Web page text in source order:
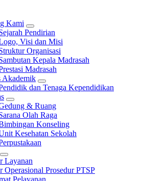
Kami
Pendirian
Visi dan Misi
Organisasi
Kepala Madrasah
Madrasah
Akademik
dan Tenaga Kependidikan
& Ruang
Olah Raga
Konseling
Kesehatan Sekolah
Layanan
Operasional Prosedur PTSP
Pelayanan